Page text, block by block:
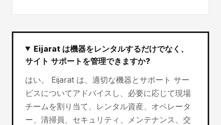
Eijarat は機器をレンタルするだけでなく、
サイト サポートを管理できますか?
はい。 Eijarat は、適切な機器とサポート サー
ビスについてアドバイスし、必要に応じて現場
チームを割り当て、レンタル資産、オペレータ
ー、清掃員、セキュリティ、メンテナンス、交